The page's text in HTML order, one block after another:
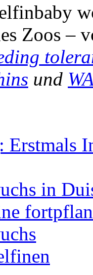
Zoos –
und
Erstmals
in